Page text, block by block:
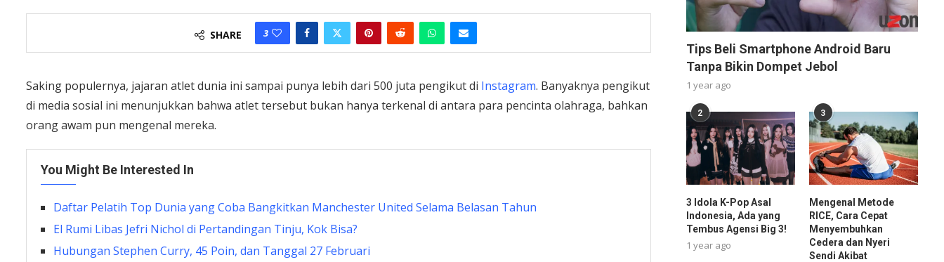
SHARE 3
Saking populernya, jajaran atlet dunia ini sampai punya lebih dari 500 juta pengikut di Instagram. Banyaknya pengikut
di media sosial ini menunjukkan bahwa atlet tersebut bukan hanya terkenal di antara para pencinta olahraga, bahkan
orang awam pun mengenal mereka.
You Might Be Interested In
Daftar Pelatih Top Dunia yang Coba Bangkitkan Manchester United Selama Belasan Tahun
El Rumi Libas Jefri Nichol di Pertandingan Tinju, Kok Bisa?
Hubungan Stephen Curry, 45 Poin, dan Tanggal 27 Februari
Tips Beli Smartphone Android Baru
Tanpa Bikin Dompet Jebol
1 year ago
2
3 Idola K-Pop Asal
Indonesia, Ada yang
Tembus Agensi Big 3!
1 year ago
3
Mengenal Metode
RICE, Cara Cepat
Menyembuhkan
Cedera dan Nyeri
Sendi Akibat